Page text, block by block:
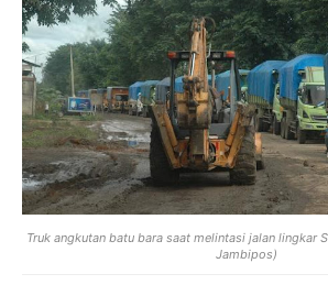
Truk angkutan batu bara saat melintasi jalan lingkar
Jambipos)